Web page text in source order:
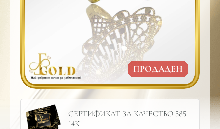
ПРОДАДЕН
СЕРТИФИКАТ ЗА КАЧЕСТВО 585
14К